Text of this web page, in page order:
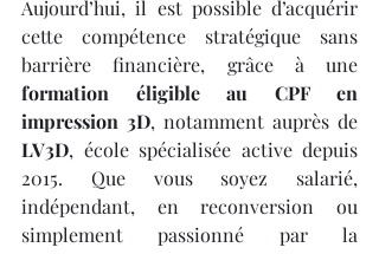
Aujourd’hui, il est possible d’acquérir
cette compétence stratégique sans
formation éligible au CPF en
impression 3D
LV3D, école spécialisée active depuis
2015. Que vous soyez salarié,
indépendant, en reconversion ou
simplement passionné par la